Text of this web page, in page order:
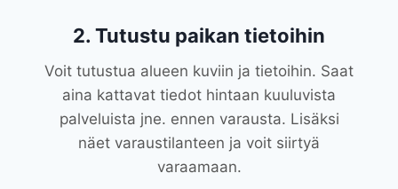
2. Tutustu paikan tietoihin
Voit tutustua alueen kuviin ja tietoihin. Saat
aina kattavat tiedot hintaan kuuluvista
palveluista jne. ennen varausta. Lisäksi
näet varaustilanteen ja voit siirtyä
varaamaan.